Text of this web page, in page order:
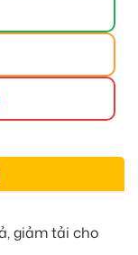
giảm tải cho